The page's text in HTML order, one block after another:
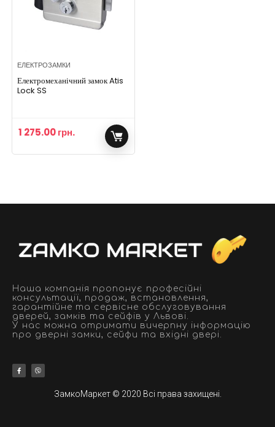
ЕЛЕКТРОЗАМКИ
Електромеханічний замок Atis
Lock SS
1 275.00грн.
Наша компанія пропонує професійні
консультації, продаж, встановлення,
гарантійне та сервісне обслуговування
дверей, замків та сейфів у Львові.
У нас можна отримати вичерпну інформацію
про дверні замки, сейфи та вхідні двері.
ЗамкоМаркет © 2020 Всі права захищені.